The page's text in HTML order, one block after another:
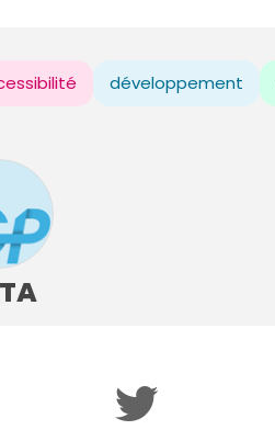
développement